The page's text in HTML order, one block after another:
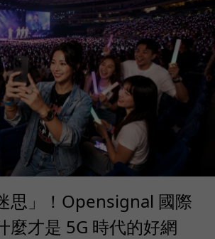
思」！Opensignal 國際
麼才是 5G 時代的好網